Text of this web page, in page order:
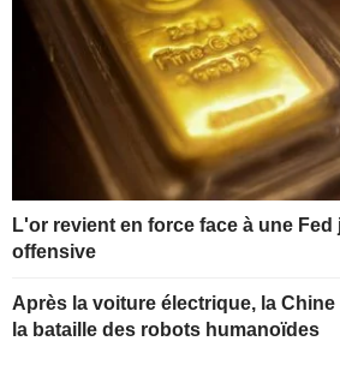
L'or revient en force face à une
offensive
Après la voiture électrique, la Chine
la bataille des robots humanoïdes